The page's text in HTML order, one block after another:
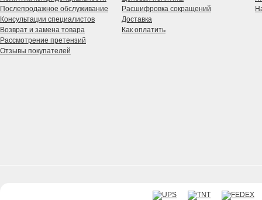
Послепродажное обслуживание
Консультации специалистов
Возврат и замена товара
Рассмотрение претензий
Отзывы покупателей
Расшифровка сокращений
Доставка
Как оплатить